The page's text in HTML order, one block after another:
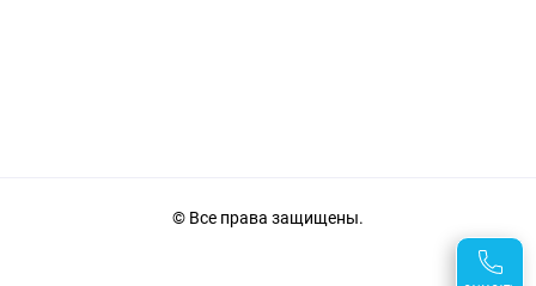
© Все права защищены.